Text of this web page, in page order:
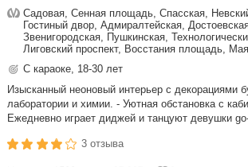
Садовая, Сенная площадь, Спасская,
Гостиный двор, Адмиралтейская,
Звенигородская, Пушкинская,
Лиговский проспект, Восстания площадь,
С караоке, 18-30 лет
Изысканный неоновый интерьер с декорациями
лаборатории и химии. - Уютная обстановка с
Ежедневно играет диджей и танцуют девушки
3 отзыва